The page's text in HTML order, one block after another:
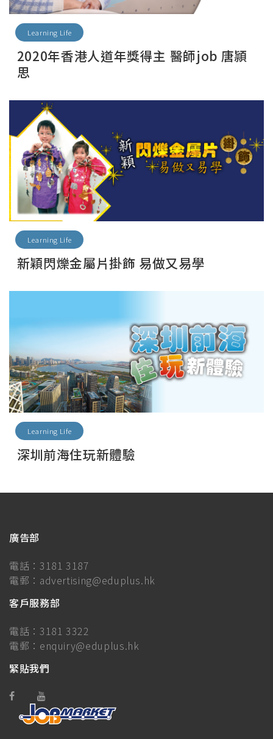
Learning Life
2020年香港人道年獎得主 醫師job 唐頴
思
Learning Life
新穎閃爍金屬片掛飾 易做又易學
Learning Life
深圳前海住玩新體驗
廣告部
電話： 3181 3187
電郵： advertising@eduplus.hk
客戶服務部
電話： 3181 3322
電郵： enquiry@eduplus.hk
緊貼我們